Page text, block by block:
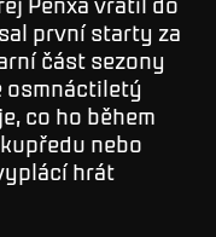
první starty za
část sezony
osmnáctiletý
co ho během
nebo
hrát